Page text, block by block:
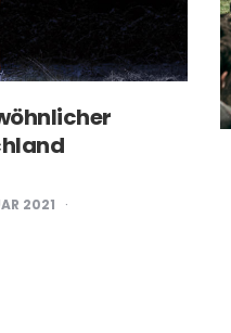
2021